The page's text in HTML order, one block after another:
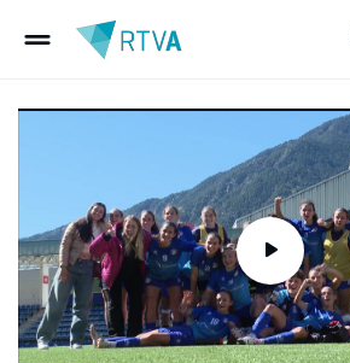
drag_handle